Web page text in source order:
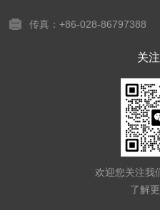
传真：+86-028-86797388
关
欢迎您关注我
了解